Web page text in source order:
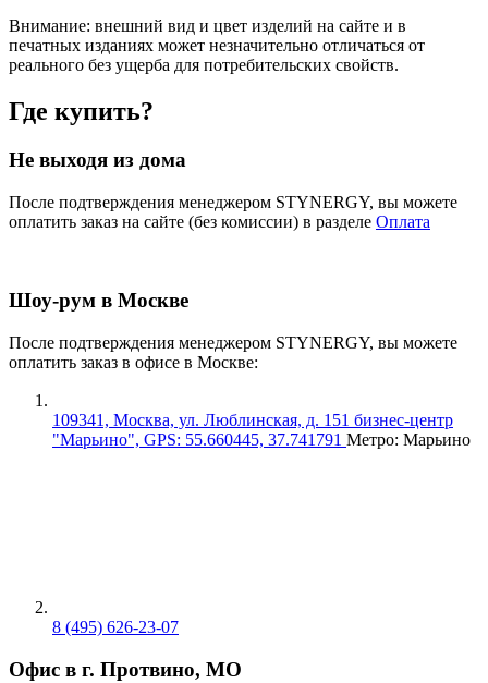
Внимание: внешний вид и цвет изделий на сайте и в
печатных изданиях может незначительно отличаться от
реального без ущерба для потребительских свойств.
Где купить?
Не выходя из дома
После подтверждения менеджером STYNERGY, вы можете
оплатить заказ на сайте (без комиссии) в разделе Оплата
Шоу-рум в Москве
После подтверждения менеджером STYNERGY, вы можете
оплатить заказ в офисе в Москве:
109341, Москва, ул. Люблинская, д. 151 бизнес-центр
"Марьино", GPS: 55.660445, 37.741791 Метро: Марьино
8 (495) 626-23-07
Офис в г. Протвино, МО